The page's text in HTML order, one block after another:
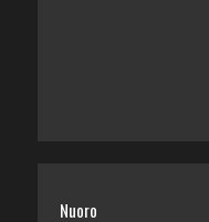
Nuoro